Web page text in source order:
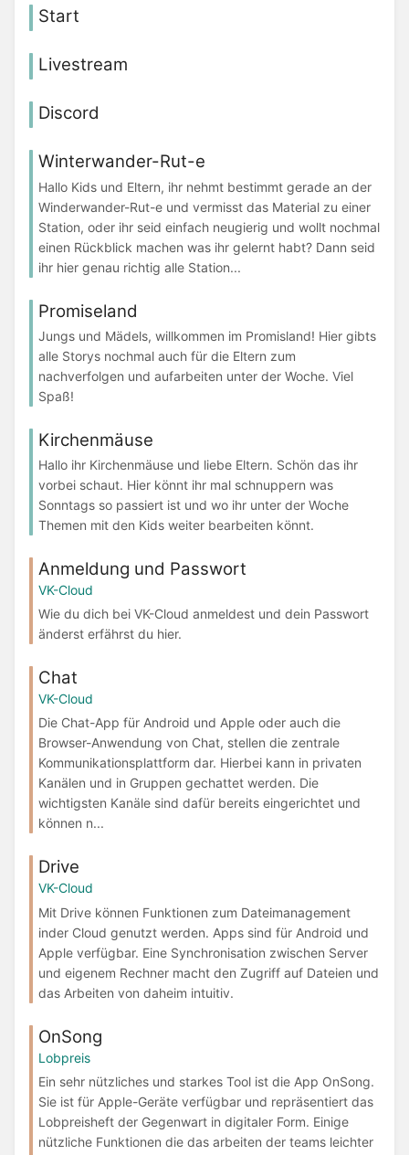
Start
Livestream
Discord
Winterwander-Rut-e
Hallo Kids und Eltern, ihr nehmt bestimmt gerade an der
Winderwander-Rut-e und vermisst das Material zu einer
Station, oder ihr seid einfach neugierig und wollt nochmal
einen Rückblick machen was ihr gelernt habt? Dann seid
ihr hier genau richtig alle Station...
Promiseland
Jungs und Mädels, willkommen im Promisland! Hier gibts
alle Storys nochmal auch für die Eltern zum
nachverfolgen und aufarbeiten unter der Woche. Viel
Spaß!
Kirchenmäuse
Hallo ihr Kirchenmäuse und liebe Eltern. Schön das ihr
vorbei schaut. Hier könnt ihr mal schnuppern was
Sonntags so passiert ist und wo ihr unter der Woche
Themen mit den Kids weiter bearbeiten könnt.
Anmeldung und Passwort
VK-Cloud
Wie du dich bei VK-Cloud anmeldest und dein Passwort
änderst erfährst du hier.
Chat
VK-Cloud
Die Chat-App für Android und Apple oder auch die
Browser-Anwendung von Chat, stellen die zentrale
Kommunikationsplattform dar. Hierbei kann in privaten
Kanälen und in Gruppen gechattet werden. Die
wichtigsten Kanäle sind dafür bereits eingerichtet und
können n...
Drive
VK-Cloud
Mit Drive können Funktionen zum Dateimanagement
inder Cloud genutzt werden. Apps sind für Android und
Apple verfügbar. Eine Synchronisation zwischen Server
und eigenem Rechner macht den Zugriff auf Dateien und
das Arbeiten von daheim intuitiv.
OnSong
Lobpreis
Ein sehr nützliches und starkes Tool ist die App OnSong.
Sie ist für Apple-Geräte verfügbar und repräsentiert das
Lobpreisheft der Gegenwart in digitaler Form. Einige
nützliche Funktionen die das arbeiten der teams leichter